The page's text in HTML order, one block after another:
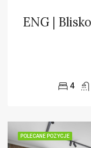
4
POLECANE POZYCJE